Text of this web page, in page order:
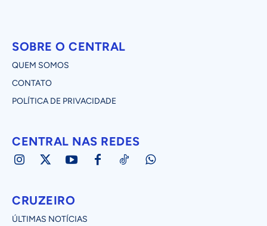
SOBRE O CENTRAL
QUEM SOMOS
CONTATO
POLÍTICA DE PRIVACIDADE
CENTRAL NAS REDES
CRUZEIRO
ÚLTIMAS NOTÍCIAS